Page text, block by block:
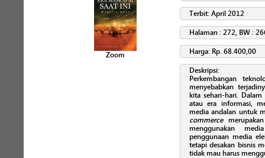
Zoom
Terbit: April 2012
Halaman : 272, BW :
Harga: Rp. 68.400,00
Deskripsi:
Perkembangan
menyebabkan
kita sehari-hari.
atau era informasi,
media andalan untuk
commerce
menggunakan
penggunaan media
tetapi desakan bisnis
tidak mau harus